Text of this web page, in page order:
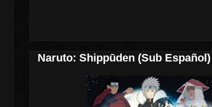
Naruto: Shippūden (Sub Español)